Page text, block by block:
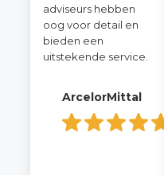
adviseurs hebben
oog voor detail en
bieden een
uitstekende service.
ArcelorMittal